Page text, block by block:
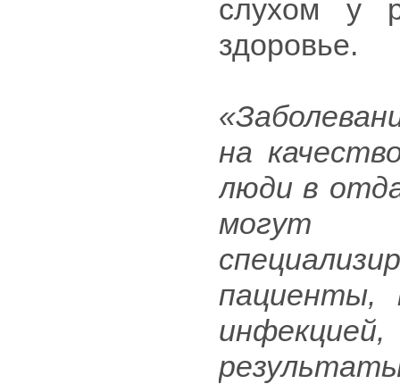
слухом у
здоровье.
на
люди в
могут
пациенты,